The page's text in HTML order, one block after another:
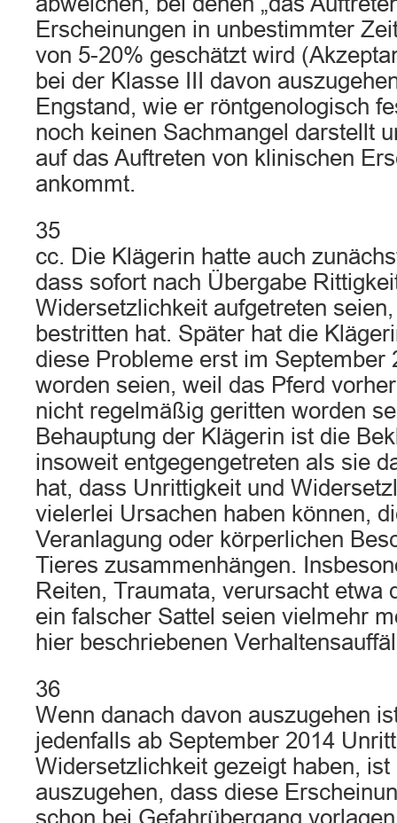
Erscheinungen in unbestimmter
von 5-20% geschätzt wird
bei der Klasse III davon
Engstand, wie er röntgenologisch
noch keinen Sachmangel darstellt
auf das Auftreten von klinischen
ankommt.
35
cc. Die Klägerin hatte auch
dass sofort nach Übergabe
Widersetzlichkeit aufgetreten
bestritten hat. Später hat die
diese Probleme erst im September
worden seien, weil das Pferd
nicht regelmäßig geritten worden
Behauptung der Klägerin ist die
insoweit entgegengetreten als sie
hat, dass Unrittigkeit und
vielerlei Ursachen haben können,
Veranlagung oder körperlichen
Tieres zusammenhängen.
Reiten, Traumata, verursacht etwa
ein falscher Sattel seien vielmehr
hier beschriebenen
36
Wenn danach davon auszugehen
jedenfalls ab September 2014
Widersetzlichkeit gezeigt haben, ist
auszugehen, dass diese
schon bei Gefahrübergang